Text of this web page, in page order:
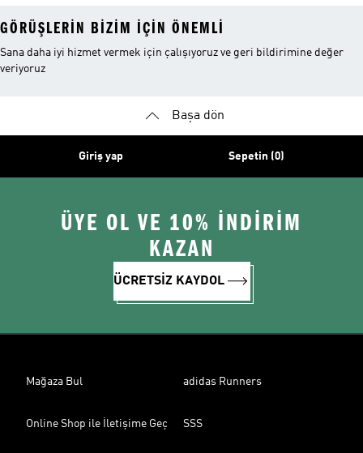
GÖRÜŞLERIN BIZIM IÇIN ÖNEMLI
Sana daha iyi hizmet vermek için çalışıyoruz ve geri bildirimine değer
veriyoruz
Başa dön
Giriş yap Sepetin (0)
ÜYE OL VE 10% İNDİRİM
KAZAN
ÜCRETSİZ KAYDOL
Mağaza Bul adidas Runners
Online Shop ile İletişime Geç SSS